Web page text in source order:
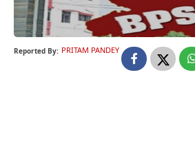
Reported By: PRITAM PANDEY